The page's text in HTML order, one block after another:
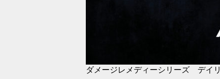
ダメージレメディーシリーズ デイ